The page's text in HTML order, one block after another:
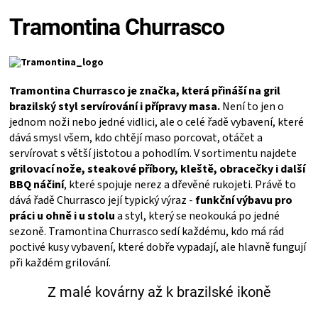
UDÍRNY
PŘÍSLUŠENSTVÍ
PALIVO
KOŘENÍ
A
Tramontina Churrasco
Tramontina Churrasco je značka, která přináší na gril
brazilský styl servírování i přípravy masa.Není to jen o
jednom noži nebo jedné vidlici, ale o celé řadě vybavení, které
dává smysl všem, kdo chtějí maso porcovat, otáčet a
servírovat s větší jistotou a pohodlím. V sortimentu najdete
grilovací nože, steakové příbory, kleště, obracečky i další
BBQ náčiní, které spojuje nerez a dřevěné rukojeti. Právě to
dává řadě Churrasco její typický výraz -funkční výbavu pro
práci u ohně i u stolua styl, který se neokouká po jedné
sezoně. Tramontina Churrasco sedí každému, kdo má rád
poctivé kusy vybavení, které dobře vypadají, ale hlavně fungují
při každém grilování.
Z malé kovárny až k brazilské ikoně